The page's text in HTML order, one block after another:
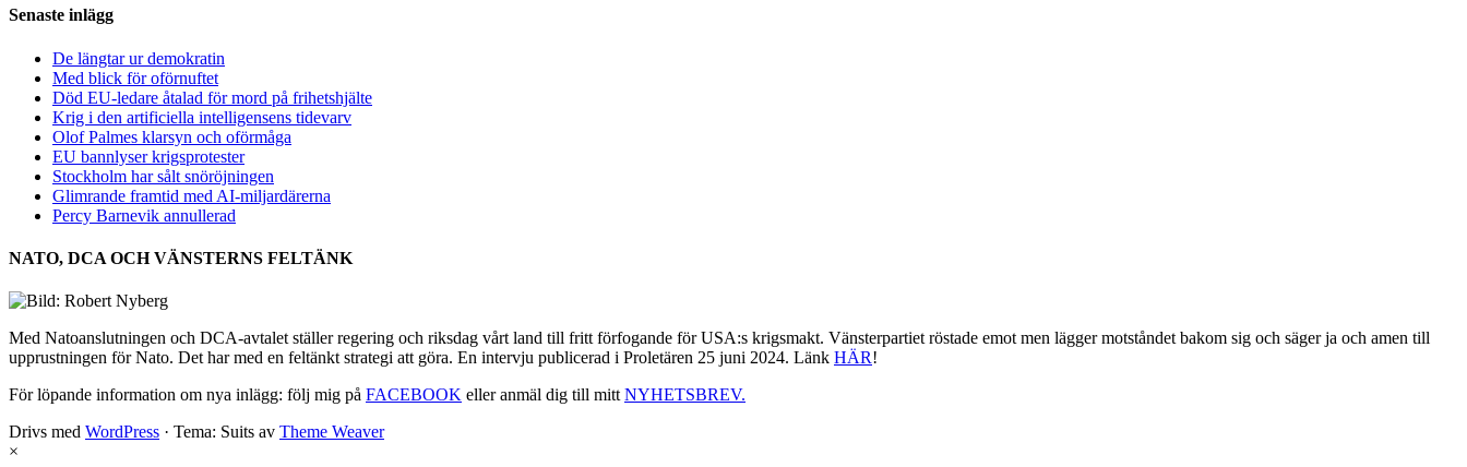
Senaste inlägg
De längtar ur demokratin
Med blick för oförnuftet
Död EU-ledare åtalad för mord på frihetshjälte
Krig i den artificiella intelligensens tidevarv
Olof Palmes klarsyn och oförmåga
EU bannlyser krigsprotester
Stockholm har sålt snöröjningen
Glimrande framtid med AI-miljardärerna
Percy Barnevik annullerad
NATO, DCA OCH VÄNSTERNS FELTÄNK
Med Natoanslutningen och DCA-avtalet ställer regering och riksdag vårt land till fritt förfogande för USA:s krigsmakt. Vänsterpartiet röstade emot men lägger motståndet bakom sig och säger ja och amen till
upprustningen för Nato. Det har med en feltänkt strategi att göra. En intervju publicerad i Proletären 25 juni 2024. Länk HÄR!
För löpande information om nya inlägg: följ mig på FACEBOOK eller anmäl dig till mitt NYHETSBREV.
Drivs med WordPress · Tema: Suits av Theme Weaver
×